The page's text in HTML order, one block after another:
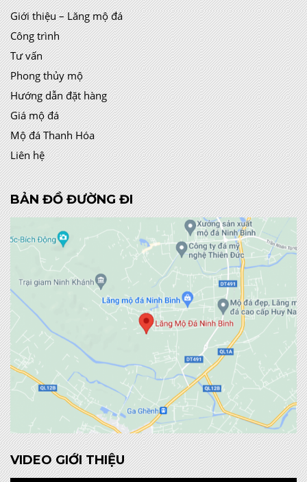
Giới thiệu – Lăng mộ đá
Công trình
Tư vấn
Phong thủy mộ
Hướng dẫn đặt hàng
Giá mộ đá
Mộ đá Thanh Hóa
Liên hệ
BẢN ĐỒ ĐƯỜNG ĐI
VIDEO GIỚI THIỆU